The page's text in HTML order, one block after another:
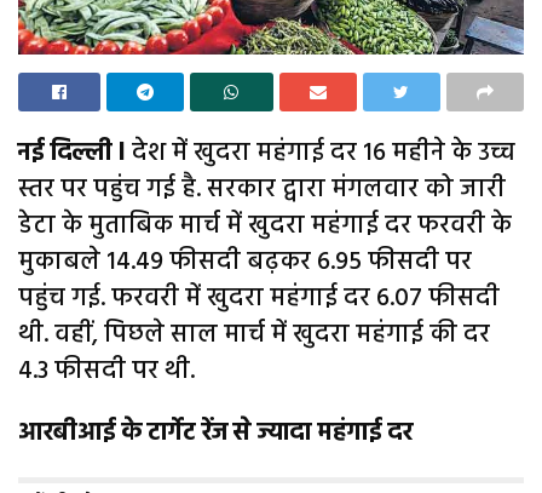
नई दिल्ली lदेश में खुदरा महंगाई दर 16 महीने के उच्च
स्तर पर पहुंच गई है. सरकार द्वारा मंगलवार को जारी
डेटा के मुताबिक मार्च में खुदरा महंगाई दर फरवरी के
मुकाबले 14.49 फीसदी बढ़कर 6.95 फीसदी पर
पहुंच गई. फरवरी में खुदरा महंगाई दर 6.07 फीसदी
थी. वहीं, पिछले साल मार्च में खुदरा महंगाई की दर
4.3 फीसदी पर थी.
आरबीआई के टार्गेट रेंज से ज्यादा महंगाई दर